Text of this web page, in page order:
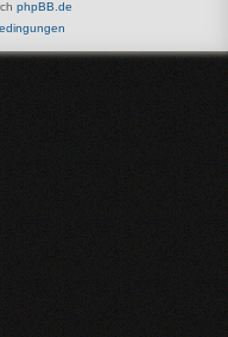
phpBB.de